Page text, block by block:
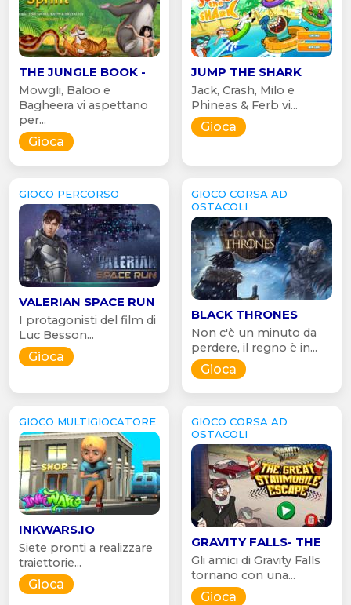
THE JUNGLE BOOK -
Mowgli, Baloo e
Bagheera vi aspettano
per...
Gioca
JUMP THE SHARK
Jack, Crash, Milo e
Phineas & Ferb vi...
Gioca
GIOCO PERCORSO
VALERIAN SPACE RUN
I protagonisti del film di
Luc Besson...
Gioca
GIOCO CORSA AD
OSTACOLI
BLACK THRONES
Non c'è un minuto da
perdere, il regno è in...
Gioca
GIOCO MULTIGIOCATORE
INKWARS.IO
Siete pronti a realizzare
traiettorie...
Gioca
GIOCO CORSA AD
OSTACOLI
GRAVITY FALLS- THE
Gli amici di Gravity Falls
tornano con una...
Gioca